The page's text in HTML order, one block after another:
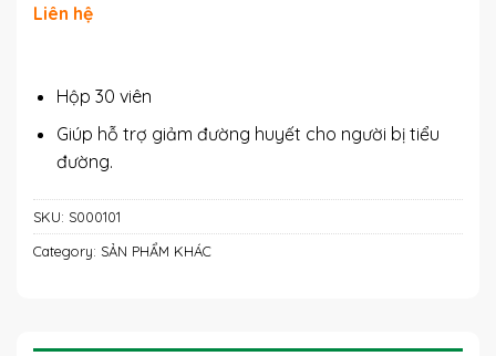
Liên hệ
Hộp 30 viên
Giúp hỗ trợ giảm đường huyết cho người bị tiểu
đường.
SKU: S000101
Category: SẢN PHẨM KHÁC